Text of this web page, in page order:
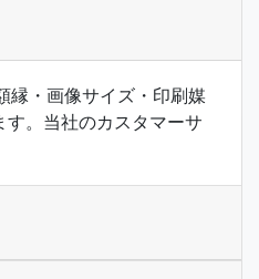
縁・画像サイズ・印刷媒
。当社のカスタマーサ